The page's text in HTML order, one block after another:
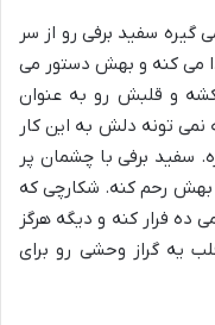
گیره سفید برفی رو از سر
می کنه و بهش دستور می
و قلبش رو به عنوان
نمی تونه دلش به این کار
سفید برفی با چشمان پر
بهش رحم کنه. شکارچی که
ده فرار کنه و دیگه هرگز
یه گراز وحشی رو برای